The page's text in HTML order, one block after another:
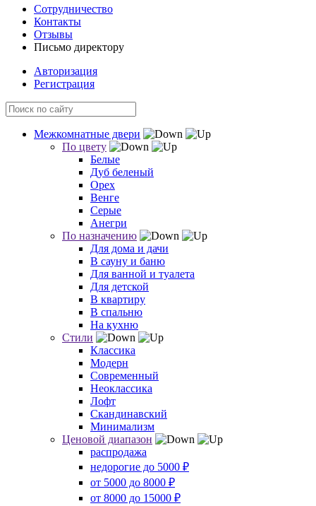
Сотрудничество
Контакты
Отзывы
Письмо директору
Авторизация
Регистрация
Межкомнатные двери
По цвету
Белые
Дуб беленый
Орех
Венге
Серые
Анегри
По назначению
Для дома и дачи
В сауну и баню
Для ванной и туалета
Для детской
В квартиру
В спальню
На кухню
Стили
Классика
Модерн
Современный
Неоклассика
Лофт
Скандинавский
Минимализм
Ценовой диапазон
распродажа
недорогие до 5000 ₽
от 5000 до 8000 ₽
от 8000 до 15000 ₽